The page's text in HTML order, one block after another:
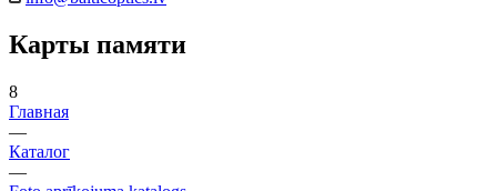
Карты памяти
8
Главная
—
Каталог
—